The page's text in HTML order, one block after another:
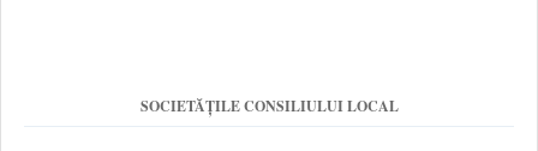
SOCIETĂȚILE CONSILIULUI LOCAL